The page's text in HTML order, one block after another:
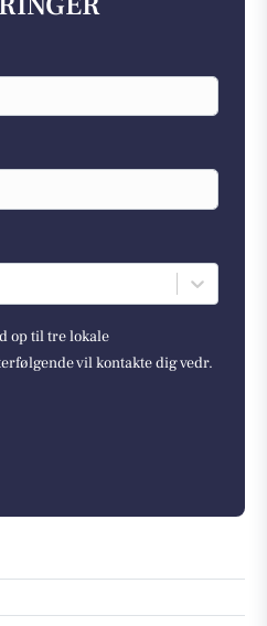
op til tre lokale
vil kontakte dig vedr.